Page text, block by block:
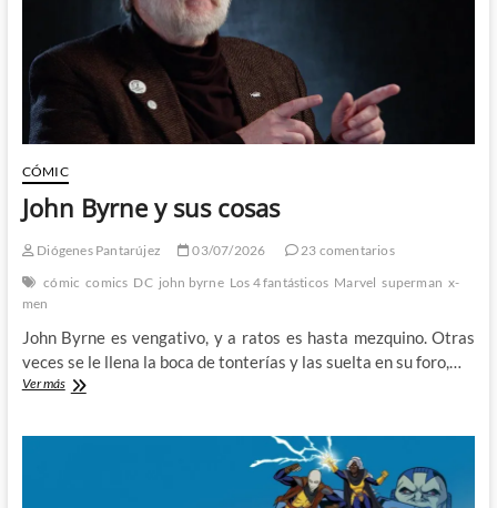
(I)
CÓMIC
John Byrne y sus cosas
Diógenes Pantarújez 03/07/2026
23 comentarios
cómic comics DC john byrne Los 4 fantásticos Marvel superman x-
men
John Byrne es vengativo, y a ratos es hasta mezquino. Otras
veces se le llena la boca de tonterías y las suelta en su foro,…
Ver másJohn